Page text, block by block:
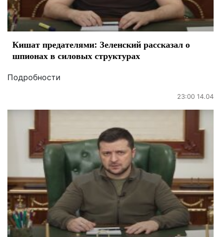
Кишат предателями: Зеленский рассказал о
шпионах в силовых структурах
Подробности
23:00 14.04